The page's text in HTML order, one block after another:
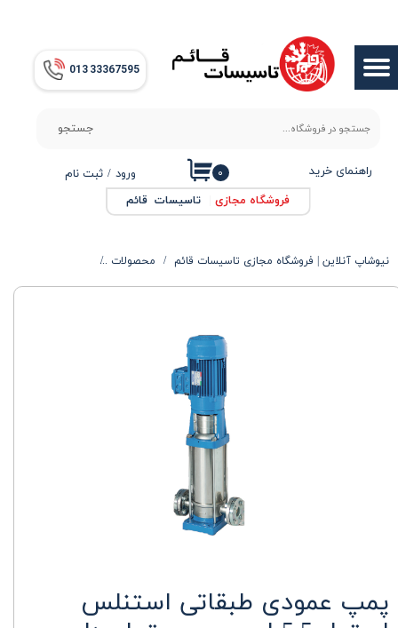
013​​​​​​​ 33367595
جستجو
ورود / ثبت نام
حساب کاربری من
تغییر گذر واژه
سفارشات
خروج از حساب کاربری
راهنمای خرید ۰
فروشگاه مجازی تاسیسات قائم
نیوشاپ آنلاین | فروشگاه مجازی تاسیسات قائم محصولات
پمپ عمودی طبقاتی استنلس